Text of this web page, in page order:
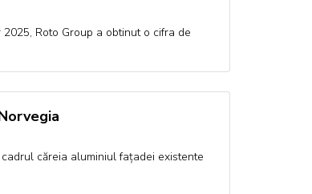
Roto Group a obtinut o cifra de
căreia aluminiul fațadei existente